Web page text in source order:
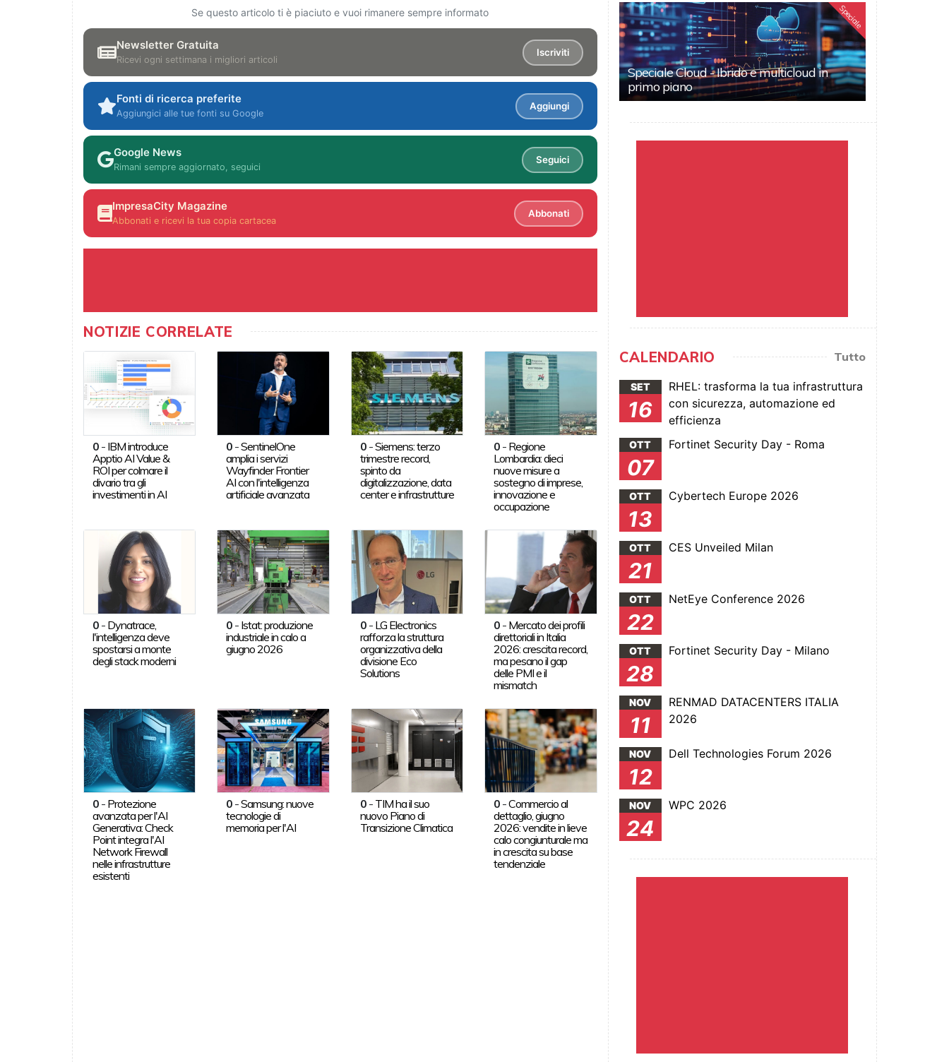
Se questo articolo ti è piaciuto e vuoi rimanere sempre informato
Newsletter Gratuita
Ricevi ogni settimana i migliori articoli
Iscriviti
Fonti di ricerca preferite
Aggiungici alle tue fonti su Google
Aggiungi
Google News
Rimani sempre aggiornato, seguici
Seguici
ImpresaCity Magazine
Abbonati e ricevi la tua copia cartacea
Abbonati
NOTIZIE CORRELATE
0- IBM introduce
Apptio AI Value &
ROI per colmare il
divario tra gli
investimenti in AI
0 -SentinelOne
amplia i servizi
Wayfinder Frontier
AI con l'intelligenza
artificiale avanzata
0-Siemens: terzo
trimestre record,
spinto da
digitalizzazione, data
center e infrastrutture
0 - Regione
Lombardia: dieci
nuove misure a
sostegno di imprese,
innovazione e
occupazione
0- Dynatrace,
l'intelligenza deve
spostarsi a monte
degli stack moderni
0 - Istat: produzione
industriale in calo a
giugno 2026
0- LG Electronics
rafforza la struttura
organizzativa della
divisione Eco
Solutions
0 - Mercato dei profili
direttoriali in Italia
2026: crescita record,
ma pesano il gap
delle PMI e il
mismatch
0- Protezione
avanzata per l'AI
Generativa: Check
Point integra l'AI
Network Firewall
nelle infrastrutture
esistenti
0 -Samsung: nuove
tecnologie di
memoria per l'AI
0- TIM ha il suo
nuovo Piano di
Transizione Climatica
0 -Commercio al
dettaglio, giugno
2026: vendite in lieve
calo congiunturale ma
in crescita su base
tendenziale
Speciale
Speciale Cloud - Ibrido e multicloud in
primo piano
CALENDARIO Tutto
SET
16
RHEL: trasforma la tua infrastruttura
con sicurezza, automazione ed
efficienza
OTT
07
Fortinet Security Day - Roma
OTT
13
Cybertech Europe 2026
OTT
21
CES Unveiled Milan
OTT
22
NetEye Conference 2026
OTT
28
Fortinet Security Day - Milano
NOV
11
RENMAD DATACENTERS ITALIA
2026
NOV
12
Dell Technologies Forum 2026
NOV
24
WPC 2026